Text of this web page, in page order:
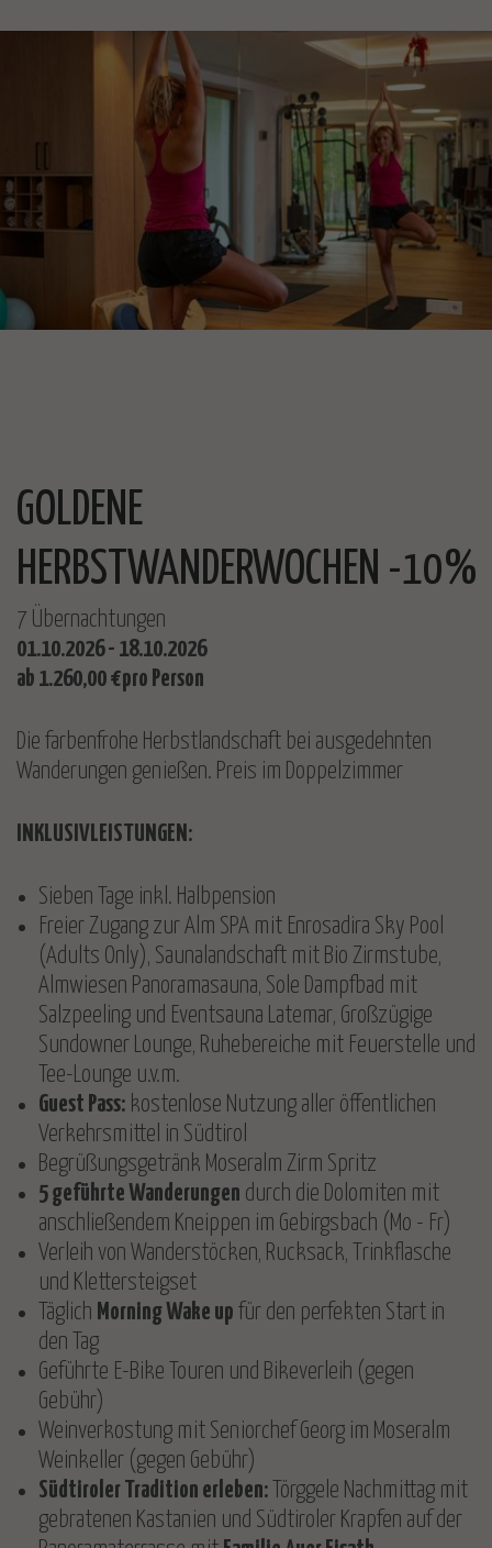
GOLDENE
HERBSTWANDERWOCHEN -10%
7 Übernachtungen
01.10.2026 - 18.10.2026
ab 1.260,00 €pro Person
Die farbenfrohe Herbstlandschaft bei ausgedehnten
Wanderungen genießen. Preis im Doppelzimmer
INKLUSIVLEISTUNGEN:
Sieben Tage inkl. Halbpension
Freier Zugang zur Alm SPA mit Enrosadira Sky Pool
(Adults Only), Saunalandschaft mit Bio Zirmstube,
Almwiesen Panoramasauna, Sole Dampfbad mit
Salzpeeling und Eventsauna Latemar, Großzügige
Sundowner Lounge, Ruhebereiche mit Feuerstelle und
Tee-Lounge u.v.m.
Guest Pass: kostenlose Nutzung aller öffentlichen
Verkehrsmittel in Südtirol
Begrüßungsgetränk Moseralm Zirm Spritz
5 geführte Wanderungen durch die Dolomiten mit
anschließendem Kneippen im Gebirgsbach (Mo - Fr)
Verleih von Wanderstöcken, Rucksack, Trinkflasche
und Klettersteigset
Täglich Morning Wake up für den perfekten Start in
den Tag
Geführte E-Bike Touren und Bikeverleih (gegen
Gebühr)
Weinverkostung mit Seniorchef Georg im Moseralm
Weinkeller (gegen Gebühr)
Südtiroler Tradition erleben: Törggele Nachmittag mit
gebratenen Kastanien und Südtiroler Krapfen auf der